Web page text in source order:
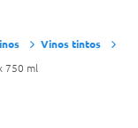
Vinos tintos
750 ml